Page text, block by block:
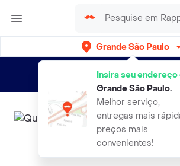
Grande São Paulo
Insira seu endereço
Grande São Paulo.
Melhor serviço,
entregas mais
preços mais
convenientes!
Entregas grátis por 15 dias!